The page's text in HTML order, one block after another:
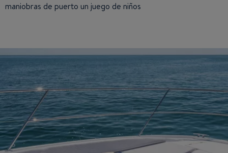
maniobras de puerto un juego de niños